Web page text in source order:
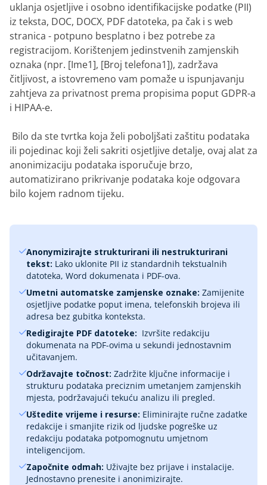
uklanja osjetljive i osobno identifikacijske podatke (PII)
iz teksta, DOC, DOCX, PDF datoteka, pa čak i s web
stranica - potpuno besplatno i bez potrebe za
registracijom. Korištenjem jedinstvenih zamjenskih
oznaka (npr. [Ime1], [Broj telefona1]), zadržava
čitljivost, a istovremeno vam pomaže u ispunjavanju
zahtjeva za privatnost prema propisima poput GDPR-a
i HIPAA-e.
‎ Bilo da ste tvrtka koja želi poboljšati zaštitu podataka
ili pojedinac koji želi sakriti osjetljive detalje, ovaj alat za
anonimizaciju podataka isporučuje brzo,
automatizirano prikrivanje podataka koje odgovara
bilo kojem radnom tijeku.
Anonymizirajte strukturirani ili nestrukturirani
tekst: Lako uklonite PII iz standardnih tekstualnih
datoteka, Word dokumenata i PDF-ova.
Umetni automatske zamjenske oznake: Zamijenite
osjetljive podatke poput imena, telefonskih brojeva ili
adresa bez gubitka konteksta.
Redigirajte PDF datoteke: ‎ Izvršite redakciju
dokumenata na PDF-ovima u sekundi jednostavnim
učitavanjem.
Održavajte točnost: Zadržite ključne informacije i
strukturu podataka preciznim umetanjem zamjenskih
mjesta, podržavajući tekuću analizu ili pregled.
Uštedite vrijeme i resurse: Eliminirajte ručne zadatke
redakcije i smanjite rizik od ljudske pogreške uz
redakciju podataka potpomognutu umjetnom
inteligencijom.
Započnite odmah: Uživajte bez prijave i instalacije.
Jednostavno prenesite i anonimizirajte.